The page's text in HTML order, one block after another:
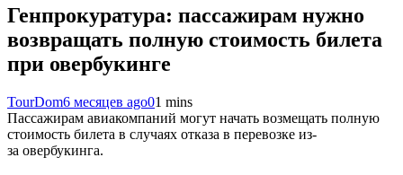
Генпрокуратура: пассажирам нужно
возвращать полную стоимость билета
при овербукинге
TourDom6 месяцев ago01 mins
Пассажирам авиакомпаний могут начать возмещать полную
стоимость билета в случаях отказа в перевозке из-
за овербукинга.